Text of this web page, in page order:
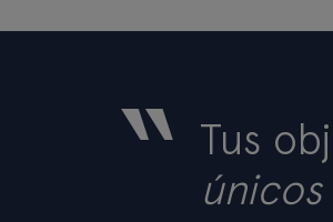
“ Tus
únicos